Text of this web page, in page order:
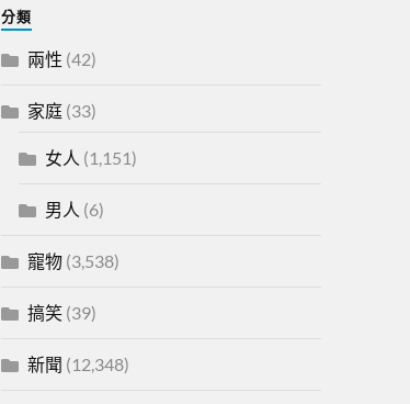
分類
兩性 (42)
家庭(33)
女人 (1,151)
男人 (6)
寵物(3,538)
搞笑(39)
新聞 (12,348)